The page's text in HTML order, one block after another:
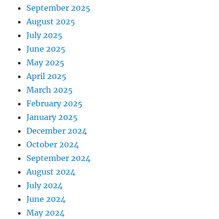
September 2025
August 2025
July 2025
June 2025
May 2025
April 2025
March 2025
February 2025
January 2025
December 2024
October 2024
September 2024
August 2024
July 2024
June 2024
May 2024